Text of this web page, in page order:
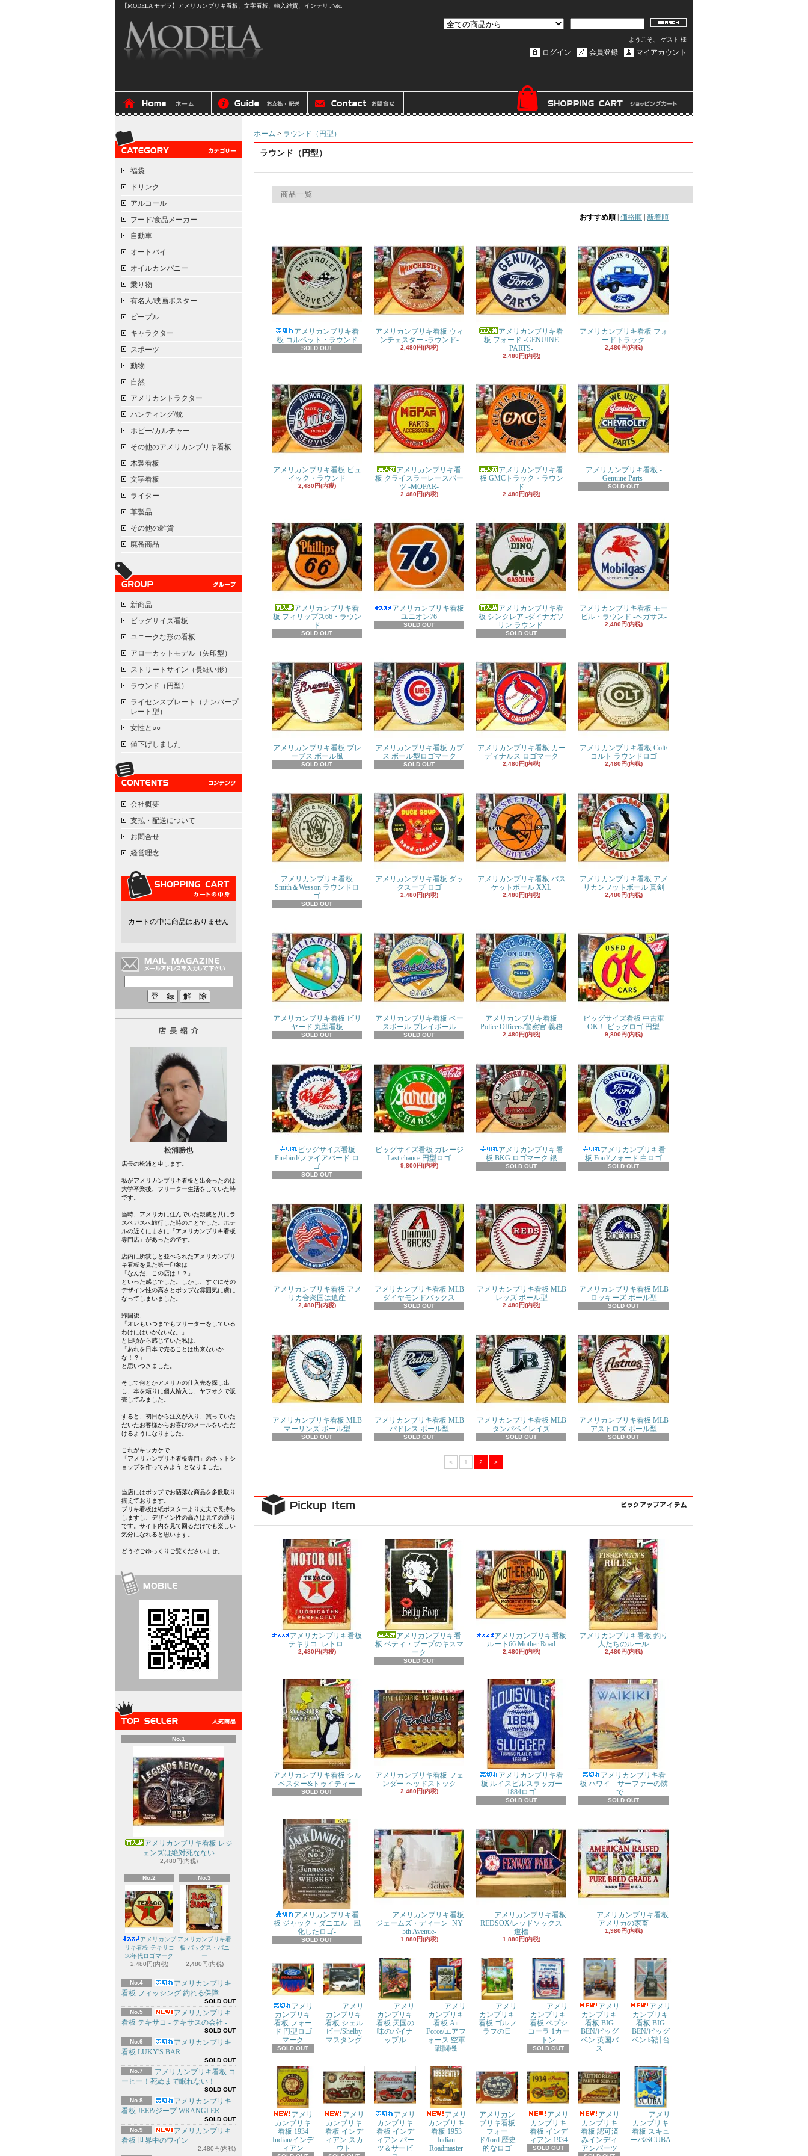
【MODELA モデラ】アメリカンブリキ看板、文字看板、輸入雑貨、インテリアetc.
ようこそ、 ゲスト 様
マイアカウント
会員登録
ログイン
福袋
ドリンク
アルコール
フード/食品メーカー
自動車
オートバイ
オイルカンパニー
乗り物
有名人/映画ポスター
ピープル
キャラクター
スポーツ
動物
自然
アメリカントラクター
ハンティング/銃
ホビー/カルチャー
その他のアメリカンブリキ看板
木製看板
文字看板
ライター
革製品
その他の雑貨
廃番商品
新商品
ビッグサイズ看板
ユニークな形の看板
アローカットモデル（矢印型）
ストリートサイン（長細い形）
ラウンド（円型）
ライセンスプレート（ナンバープ
レート型）
女性と○○
値下げしました
会社概要
支払・配送について
お問合せ
経営理念
カートの中に商品はありません
松浦勝也
店長の松浦と申します。
私がアメリカンブリキ看板と出会ったのは
大学卒業後、フリーター生活をしていた時
です。
当時、アメリカに住んでいた親戚と共にラ
スベガスへ旅行した時のことでした。ホテ
ルの近くにまさに「アメリカンブリキ看板
専門店」があったのです。
店内に所狭しと並べられたアメリカンブリ
キ看板を見た第一印象は
「なんだ、この店は！？」
といった感じでした。しかし、すぐにその
デザイン性の高さとポップな雰囲気に虜に
なってしまいました。
帰国後、
「オレもいつまでもフリーターをしている
わけにはいかないな。」
と日頃から感じていた私は、
「あれを日本で売ることは出来ないか
な！？」
と思いつきました。
そして何とかアメリカの仕入先を探し出
し、本を頼りに個人輸入し、ヤフオクで販
売してみました。
すると、初日から注文が入り、買っていた
だいたお客様からお喜びのメールをいただ
けるようになりました。
これがキッカケで
「アメリカンブリキ看板専門」のネットシ
ョップを作ってみよう となりました。
当店にはポップでお洒落な商品を多数取り
揃えております。
ブリキ看板は紙ポスターより丈夫で長持ち
しますし、デザイン性の高さは見ての通り
です。サイト内を見て回るだけでも楽しい
気分になれると思います。
どうぞごゆっくりご覧くださいませ。
No.1
アメリカンブリキ看板 レジ
ェンズは絶対死なない
2,480円(内税)
No.2
アメリカンブ
リキ看板 テキサコ
36年代ロゴマーク
2,480円(内税)
No.3
アメリカンブリキ看
板 バッグス・バニ
ー
2,480円(内税)
No.4
アメリカンブリキ
看板 フィッシング 釣れる保障
SOLD OUT
No.5
アメリカンブリキ
看板 テキサコ - テキサスの会社 -
SOLD OUT
No.6
アメリカンブリキ
看板 LUKY'S BAR
SOLD OUT
No.7
アメリカンブリキ看板 コ
ーヒー！死ぬまで眠れない！
SOLD OUT
No.8
アメリカンブリキ
看板 JEEP/ジープ WRANGLER
SOLD OUT
No.9
アメリカンブリキ
看板 世界中のワイン
2,480円(内税)
ホーム > ラウンド（円型）
ラウンド（円型）
商品一覧
おすすめ順 価格順 新着順
アメリカンブリキ看
板 コルベット・ラウンド
SOLD OUT
アメリカンブリキ看板 ウィ
ンチェスター -ラウンド-
2,480円(内税)
アメリカンブリキ看
板 フォード -GENUINE
PARTS-
2,480円(内税)
アメリカンブリキ看板 フォ
ードトラック
2,480円(内税)
アメリカンブリキ看板 ビュ
イック・ラウンド
2,480円(内税)
アメリカンブリキ看
板 クライスラーレースパー
ツ -MOPAR-
2,480円(内税)
アメリカンブリキ看
板 GMCトラック・ラウン
ド
2,480円(内税)
アメリカンブリキ看板 -
Genuine Parts-
SOLD OUT
アメリカンブリキ看
板 フィリップス66・ラウン
ド
SOLD OUT
アメリカンブリキ看板
ユニオン76
SOLD OUT
アメリカンブリキ看
板 シンクレア -ダイナガソ
リン ラウンド-
SOLD OUT
アメリカンブリキ看板 モー
ビル・ラウンド -ペガサス-
2,480円(内税)
アメリカンブリキ看板 ブレ
ーブス ボール風
SOLD OUT
アメリカンブリキ看板 カブ
ス ボール型ロゴマーク
SOLD OUT
アメリカンブリキ看板 カー
ディナルス ロゴマーク
2,480円(内税)
アメリカンブリキ看板 Colt/
コルト ラウンドロゴ
2,480円(内税)
アメリカンブリキ看板
Smith＆Wesson ラウンドロ
ゴ
SOLD OUT
アメリカンブリキ看板 ダッ
クスープ ロゴ
2,480円(内税)
アメリカンブリキ看板 バス
ケットボール XXL
2,480円(内税)
アメリカンブリキ看板 アメ
リカンフットボール 真剣
2,480円(内税)
アメリカンブリキ看板 ビリ
ヤード 丸型看板
SOLD OUT
アメリカンブリキ看板 ベー
スボール プレイボール
SOLD OUT
アメリカンブリキ看板
Police Officers/警察官 義務
2,480円(内税)
ビッグサイズ看板 中古車
OK！ ビッグロゴ 円型
9,800円(内税)
ビッグサイズ看板
Firebird/ファイアバード ロ
ゴ
SOLD OUT
ビッグサイズ看板 ガレージ
Last chance 円型ロゴ
9,800円(内税)
アメリカンブリキ看
板 BKG ロゴマーク 銀
SOLD OUT
アメリカンブリキ看
板 Ford/フォード 白ロゴ
SOLD OUT
アメリカンブリキ看板 アメ
リカ合衆国は遺産
2,480円(内税)
アメリカンブリキ看板 MLB
ダイヤモンドバックス
SOLD OUT
アメリカンブリキ看板 MLB
レッズ ボール型
2,480円(内税)
アメリカンブリキ看板 MLB
ロッキーズ ボール型
SOLD OUT
アメリカンブリキ看板 MLB
マーリンズ ボール型
SOLD OUT
アメリカンブリキ看板 MLB
パドレス ボール型
SOLD OUT
アメリカンブリキ看板 MLB
タンパベイレイズ
SOLD OUT
アメリカンブリキ看板 MLB
アストロズ ボール型
SOLD OUT
< 1 2 >
アメリカンブリキ看板
テキサコ -レトロ-
2,480円(内税)
アメリカンブリキ看
板 ベティ・ブープのキスマ
ーク
SOLD OUT
アメリカンブリキ看板
ルート66 Mother Road
2,480円(内税)
アメリカンブリキ看板 釣り
人たちのルール
2,480円(内税)
アメリカンブリキ看板 シル
ベスター&トゥイティー
SOLD OUT
アメリカンブリキ看板 フェ
ンダー ヘッドストック
2,480円(内税)
アメリカンブリキ看
板 ルイスビルスラッガー
1884ロゴ
SOLD OUT
アメリカンブリキ看
板 ハワイ－サーファーの隣
で…
SOLD OUT
アメリカンブリキ看
板 ジャック・ダニエル - 風
化したロゴ-
SOLD OUT
アメリカンブリキ看板
ジェームズ・ディーン -NY
5th Avenue-
1,880円(内税)
アメリカンブリキ看板
REDSOX/レッドソックス
道標
1,880円(内税)
アメリカンブリキ看板
アメリカの家畜
1,980円(内税)
アメリ
カンブリキ
看板 フォー
ド 円型ロゴ
マーク
SOLD OUT
アメリ
カンブリキ
看板 シェル
ビー/Shelby
マスタング
アメリ
カンブリキ
看板 天国の
味のパイナ
ップル
アメリ
カンブリキ
看板 Air
Force/エアフ
ォース 空軍
戦闘機
アメリ
カンブリキ
看板 ゴルフ
ラフの日
アメリ
カンブリキ
看板 ペプシ
コーラ 1カー
トン
SOLD OUT
アメリ
カンブリキ
看板 BIG
BEN/ビッグ
ベン 英国バ
ス
アメリ
カンブリキ
看板 BIG
BEN/ビッグ
ベン 時計台
アメリ
カンブリキ
看板 1934
Indian/インデ
ィアン
アメリ
カンブリキ
看板 インデ
ィアン スカ
ウト
アメリ
カンブリキ
看板 インデ
ィアン パー
ツ＆サービ
アメリ
カンブリキ
看板 1953
Indian
Roadmaster
アメリカン
ブリキ看板
フォー
ド/ford 歴史
的なロゴ
アメリ
カンブリキ
看板 インデ
ィアン 1934
SOLD OUT
アメリ
カンブリキ
看板 認可済
みインディ
アンパーツ
アメリ
カンブリキ
看板 スキュ
ーバ/SCUBA